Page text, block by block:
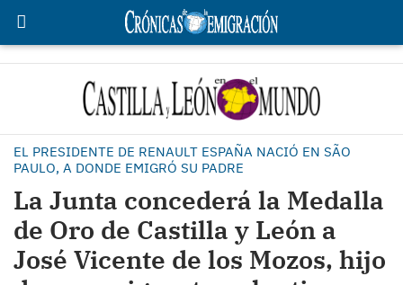
EL PRESIDENTE DE RENAULT ESPAÑA NACIÓ EN SÃO
PAULO, A DONDE EMIGRÓ SU PADRE
La Junta concederá la Medalla
de Oro de Castilla y León a
José Vicente de los Mozos, hijo